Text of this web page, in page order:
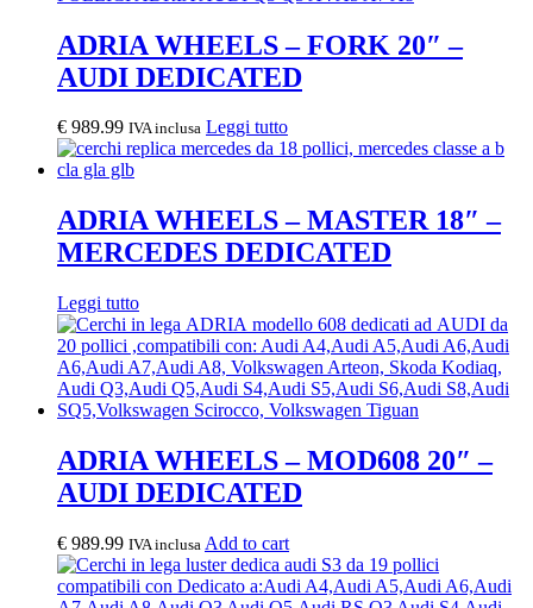
ADRIA WHEELS – FORK 20″ –
AUDI DEDICATED
€ 989.99 IVA inclusa Leggi tutto
ADRIA WHEELS – MASTER 18″ –
MERCEDES DEDICATED
Leggi tutto
ADRIA WHEELS – MOD608 20″ –
AUDI DEDICATED
€ 989.99 IVA inclusa Add to cart